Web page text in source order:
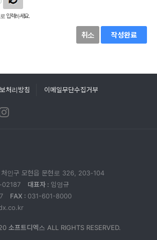
입력하세요.
취소 작성완료
처리방침 이메일무단수집거부
처인구 모현읍 문현로 326, 203-104
대표자 : 임영규
FAX : 031-601-8000
소프트디엑스 ALL RIGHTS RESERVED.